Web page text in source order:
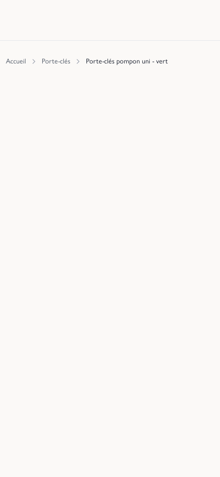
Accueil Porte-clés Porte-clés pompon uni - vert